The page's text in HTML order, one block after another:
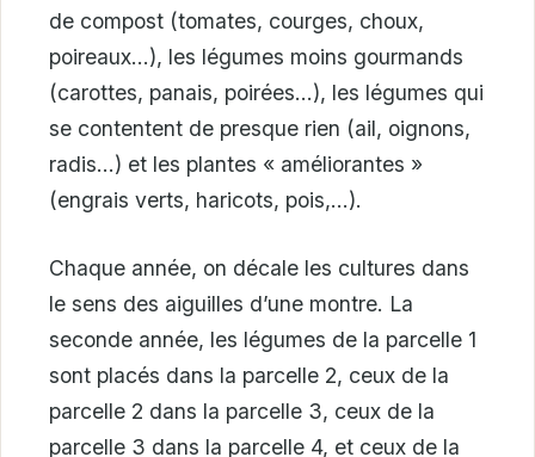
de compost (tomates, courges, choux,
poireaux…), les légumes moins gourmands
(carottes, panais, poirées…), les légumes qui
se contentent de presque rien (ail, oignons,
radis…) et les plantes « améliorantes »
(engrais verts, haricots, pois,…).
Chaque année, on décale les cultures dans
le sens des aiguilles d’une montre. La
seconde année, les légumes de la parcelle 1
sont placés dans la parcelle 2, ceux de la
parcelle 2 dans la parcelle 3, ceux de la
parcelle 3 dans la parcelle 4, et ceux de la